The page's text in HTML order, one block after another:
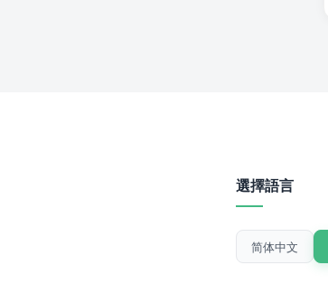
選擇語言
简体中文